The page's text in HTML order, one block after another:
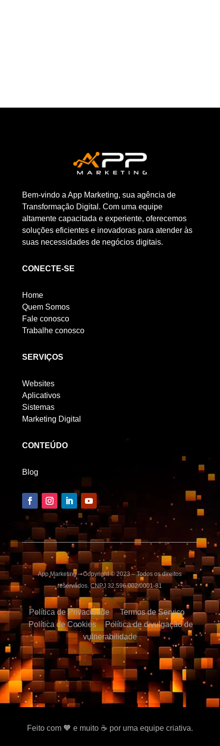
Bem-vindo a App Marketing, sua agência de
Transformação Digital. Com uma equipe
altamente capacitada e experiente, oferecemos
soluções eficientes e inovadoras para atender às
suas necessidades de negócios digitais.
CONECTE-SE
Home
Quem Somos
Fale conosco
Trabalhe conosco
SERVIÇOS
Websites
Aplicativos
Sistemas
Marketing Digital
CONTEÚDO
Blog
App Marketing – Copyright © 2023 – Todos os direitos
reservados. CNPJ 32.596.002/0001-81
Política de Privacidade
Termos de Serviço
Política de Cookies
Política de divulgação de
vulnerabilidade
Feito com 🧡 e muito ☕ por uma equipe criativa.